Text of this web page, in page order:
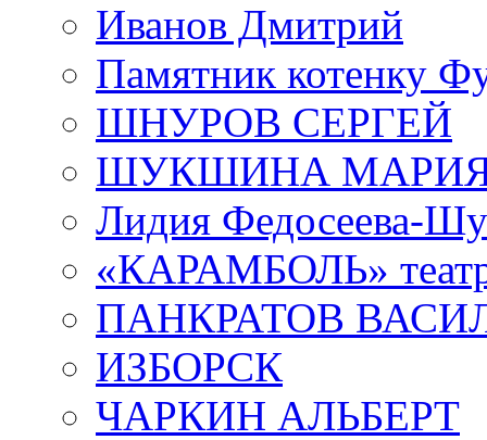
Иванов Дмитрий
Памятник котенку
ШНУРОВ СЕРГЕЙ
ШУКШИНА
Лидия Федосеева-
«КАРАМБОЛЬ»
ПАНКРАТОВ
ИЗБОРСК
ЧАРКИН АЛЬБЕРТ